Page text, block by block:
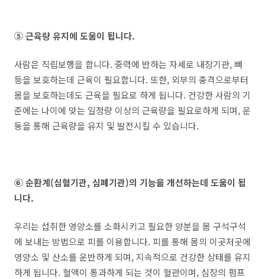
⑤ 근육량 유지에 도움이 됩니다.
사람은 직립보행을 합니다. 중력에 반하는 자세로 내장기관, 뼈
등을 보호하는데 근육이 필요합니다. 또한, 외부의 충격으로부터
몸을 보호하는데도 근육을 필요로 하게 됩니다. 건강한 사람의 기
준에는 나이에 맞는 일정량 이상의 근육량을 필요로하게 되며, 운
동을 통해 근육량을 유지 및 발전시킬 수 있습니다.
⑥ 순환계(심혈기관, 심폐기관)의 기능을 개선하는데 도움이 됩
니다.
우리는 섭취한 영양소를 소화시키고 필요한 양분을 몸 구석구석
에 보내는 방법으로 피를 이용합니다. 피를 통해 몸의 이곳저곳에
영양소 및 산소를 운반하게 되며, 지속적으로 건강한 상태를 유지
하게 됩니다. 혈액이 통과하게 되는 것이 혈관이며, 심장의 펌프